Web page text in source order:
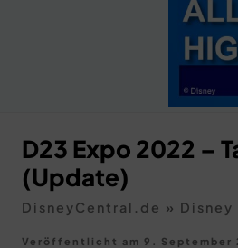
D23 Expo 2022 –
(Update)
DisneyCentral.de » Disney
Veröffentlicht am 9. September